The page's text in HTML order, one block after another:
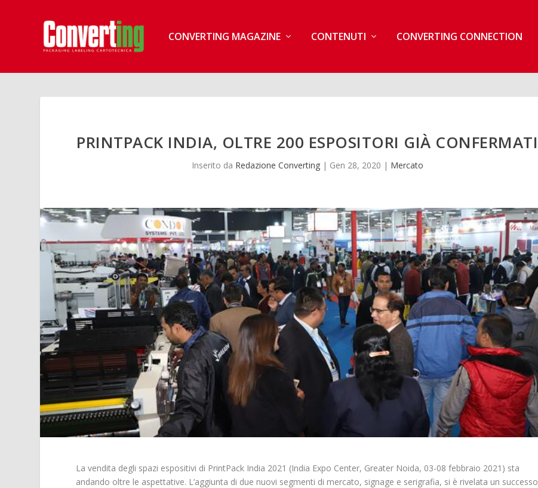
CONVERTING MAGAZINE CONTENUTI CONVERTING CONNECTION
PRINTPACK INDIA, OLTRE 200 ESPOSITORI GIÀ CONFERMATI
Inserito da Redazione Converting| Gen 28, 2020 | Mercato
La vendita degli spazi espositivi di PrintPack India 2021 (India Expo Center, Greater Noida, 03-08 febbraio 2021) sta
andando oltre le aspettative. L’aggiunta di due nuovi segmenti di mercato, signage e serigrafia, si è rivelata un successo